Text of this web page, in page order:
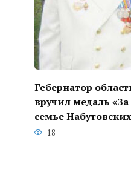
Гебернатор
вручил медаль
семье
18